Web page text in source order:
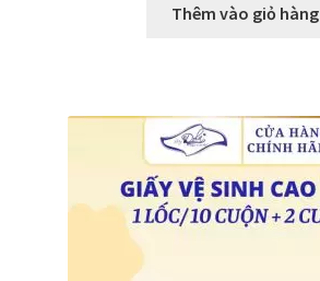
Thêm vào giỏ hàng